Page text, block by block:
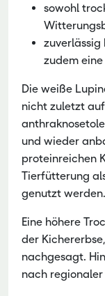
sowohl
zuverlässig
zudem
Die weiße
nicht zuletzt
und wieder
proteinreichen
Tierfütterung
genutzt werden.
Eine höhere
der
nachgesagt.
nach